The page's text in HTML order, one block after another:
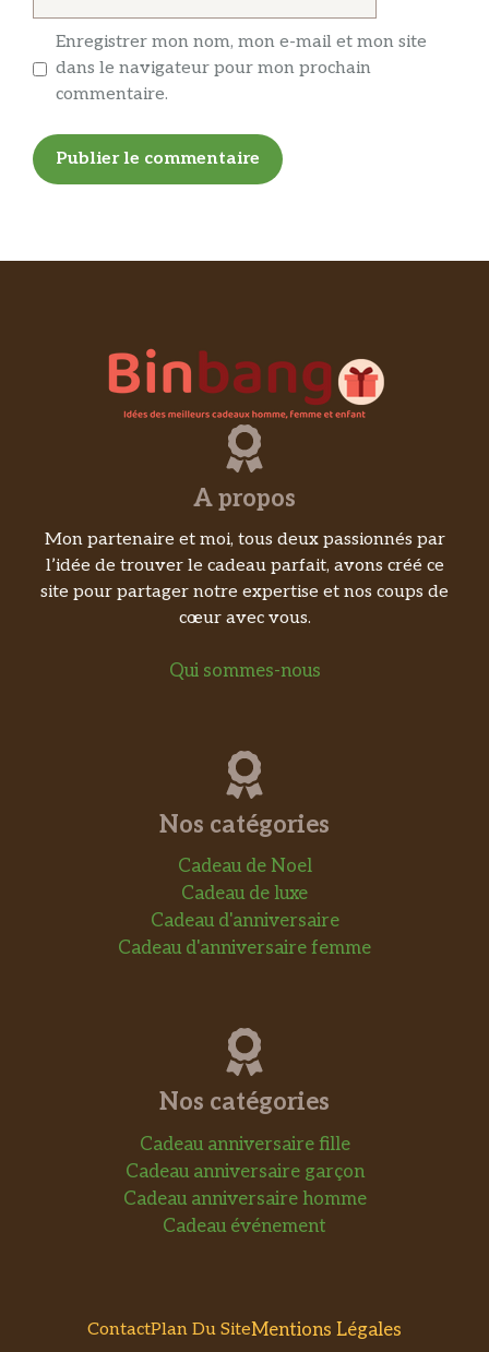
Enregistrer mon nom, mon e-mail et mon site
dans le navigateur pour mon prochain
commentaire.
A propos
Mon partenaire et moi, tous deux passionnés par
l’idée de trouver le cadeau parfait, avons créé ce
site pour partager notre expertise et nos coups de
cœur avec vous.
Qui sommes-nous
Nos catégories
Cadeau de Noel
Cadeau de luxe
Cadeau d'anniversaire
Cadeau d'anniversaire femme
Nos catégories
Cadeau anniversaire fille
Cadeau anniversaire garçon
Cadeau anniversaire homme
Cadeau événement
ContactPlan Du SiteMentions Légales